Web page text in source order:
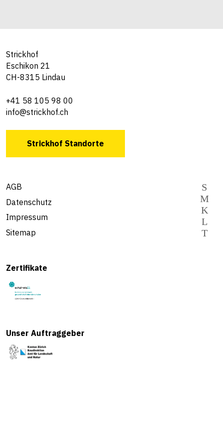
Strickhof
Eschikon 21
CH-8315 Lindau
+41 58 105 98 00
info@strickhof.ch
Strickhof Standorte
AGB
Datenschutz
Impressum
Sitemap
Zertifikate
Unser Auftraggeber